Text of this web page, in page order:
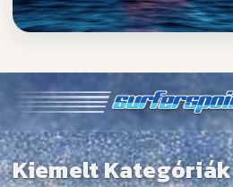
Kiemelt Kategóriák